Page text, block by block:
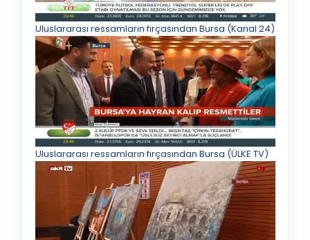
Uluslararası ressamların fırçasından Bursa (Kanal 24)
Uluslararası ressamların fırçasından Bursa (ÜLKE TV)